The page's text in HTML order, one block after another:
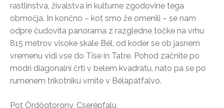
rastlinstva, živalstva in kulturne zgodovine tega
območja. In končno – kot smo že omenili – se nam
odpre čudovita panorama z razgledne točke na vrhu
815 metrov visoke skale Bél, od koder se ob jasnem
vremenu vidi vse do Tise in Tatre. Pohod začnite po
modri diagonalni črti v belem kvadratu, nato pa se po
rumenem trikotniku vrnite v Bélapátfalvo.
Pot Ördögtorony, Cserépfalu